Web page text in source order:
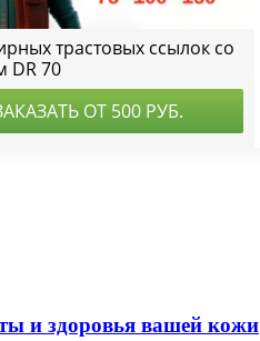
и здоровья вашей кожи